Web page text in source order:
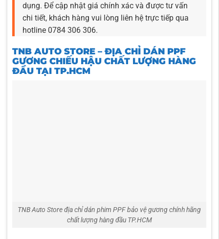
dụng. Để cập nhật giá chính xác và được tư vấn
chi tiết, khách hàng vui lòng liên hệ trực tiếp qua
hotline 0784 306 306.
TNB AUTO STORE – ĐỊA CHỈ DÁN PPF
GƯƠNG CHIẾU HẬU CHẤT LƯỢNG HÀNG
ĐẦU TẠI TP.HCM
TNB Auto Store địa chỉ dán phim PPF bảo vệ gương chính hãng
chất lượng hàng đầu TP.HCM